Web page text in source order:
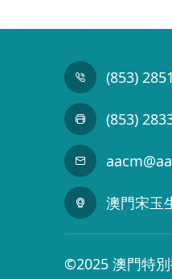
(853)
(853)
澳門宋玉
©2025 澳門特